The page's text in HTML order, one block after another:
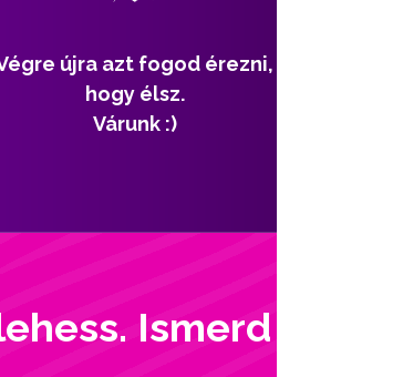
újra azt fogod érezni,
hogy élsz.
Várunk :)
Ismerd